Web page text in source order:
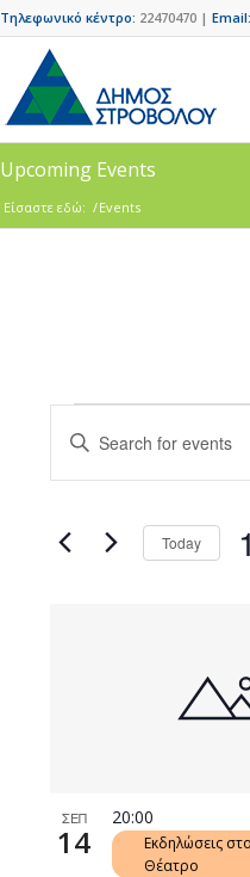
Τηλεφωνικό κέντρο: 22470470 | Email:
Upcoming Events
Είσαστε εδώ: /Events
Events
Search
and
Views
Navigation
Enter
Keyword.
Search
Events
Today
View
ΣΕΠ
14
20:00
Εκδηλώσεις
Θέατρο